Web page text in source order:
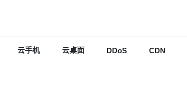
云手机 云桌面 DDoS CDN